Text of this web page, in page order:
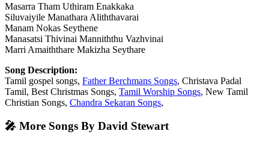
Masarra Tham Uthiram Enakkaka
Siluvaiyile Manathara Aliththavarai
Manam Nokas Seythene
Manasatsi Thivinai Manniththu Vazhvinai
Marri Amaiththare Makizha Seythare
Song Description:
Tamil gospel songs, Father Berchmans Songs, Christava Padal
Tamil, Best Christmas Songs, Tamil Worship Songs, New Tamil
Christian Songs, Chandra Sekaran Songs,
🎤 More Songs By David Stewart